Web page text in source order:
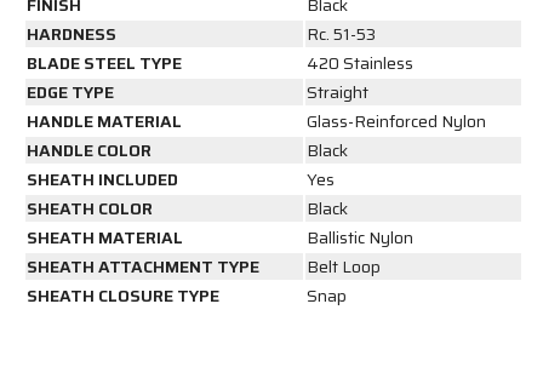
HARDNESS
Rc. 51-53
BLADE STEEL TYPE
420 Stainless
EDGE TYPE
Straight
HANDLE MATERIAL
Glass-Reinforced Nylon
HANDLE COLOR
Black
SHEATH INCLUDED
Yes
SHEATH COLOR
Black
SHEATH MATERIAL
Ballistic Nylon
SHEATH ATTACHMENT TYPE
Belt Loop
SHEATH CLOSURE TYPE
Snap